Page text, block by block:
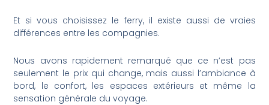
Et si vous choisissez le ferry, il existe aussi de vraies
différences entre les compagnies.
Nous avons rapidement remarqué que ce n’est pas
seulement le prix qui change, mais aussi l’ambiance à
bord, le confort, les espaces extérieurs et même la
sensation générale du voyage.